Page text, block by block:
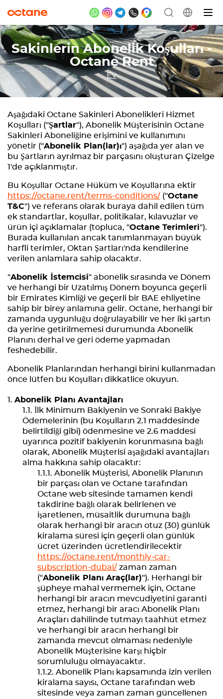
Sakinlerin Abonelik Koşulları -
Octane Rent
Ev
Aşağıdaki Octane Sakinleri Abonelikleri Hizmet
Koşulları ("Şartlar"), Abonelik Müşterisinin Octane
Sakinleri Aboneliğine erişimini ve kullanımını
yönetir ("Abonelik Plan(lar)ı") aşağıda yer alan ve
bu Şartların ayrılmaz bir parçasını oluşturan Çizelge
1'de açıklanmıştır.
Bu Koşullar Octane Hüküm ve Koşullarına ektir
https://octane.rent/terms-conditions/ ("Octane
T&C") ve referans olarak buraya dahil edilen tüm
ek standartlar, koşullar, politikalar, kılavuzlar ve
ürün içi açıklamalar (topluca, "Octane Terimleri").
Burada kullanılan ancak tanımlanmayan büyük
harfli terimler, Oktan Şartları'nda kendilerine
verilen anlamlara sahip olacaktır.
"Abonelik İstemcisi" abonelik sırasında ve Dönem
ve herhangi bir Uzatılmış Dönem boyunca geçerli
bir Emirates Kimliği ve geçerli bir BAE ehliyetine
sahip bir birey anlamına gelir. Octane, herhangi bir
zamanda uygunluğu doğrulayabilir ve her iki şartın
da yerine getirilmemesi durumunda Abonelik
Planını derhal ve geri ödeme yapmadan
feshedebilir.
Abonelik Planlarından herhangi birini kullanmadan
önce lütfen bu Koşulları dikkatlice okuyun.
Abonelik Planı Avantajları
İlk Minimum Bakiyenin ve Sonraki Bakiye
Ödemelerinin (bu Koşulların 2.1 maddesinde
belirtildiği gibi) ödenmesine ve 2.6 maddesi
uyarınca pozitif bakiyenin korunmasına bağlı
olarak, Abonelik Müşterisi aşağıdaki avantajları
alma hakkına sahip olacaktır:
Abonelik Müşterisi, Abonelik Planının
bir parçası olan ve Octane tarafından
Octane web sitesinde tamamen kendi
takdirine bağlı olarak belirlenen ve
işaretlenen, müsaitlik durumuna bağlı
olarak herhangi bir aracın otuz (30) günlük
kiralama süresi için geçerli olan günlük
ücret üzerinden ücretlendirilecektir
https://octane.rent/monthly-car-
subscription-dubai/ zaman zaman
("Abonelik Planı Araç(lar)"). Herhangi bir
şüpheye mahal vermemek için, Octane
herhangi bir aracın mevcudiyetini garanti
etmez, herhangi bir aracı Abonelik Planı
Araçları dahilinde tutmayı taahhüt etmez
ve herhangi bir aracın herhangi bir
zamanda mevcut olmaması nedeniyle
Abonelik Müşterisine karşı hiçbir
sorumluluğu olmayacaktır.
Abonelik Planı kapsamında izin verilen
kiralama sayısı, Octane tarafından web
sitesinde veya zaman zaman güncellenen